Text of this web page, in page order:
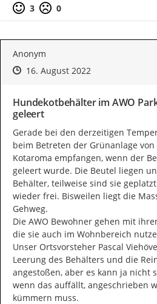
Positive Bewertung
3 Negative Bewertung
0
Anonym
Zeitpunkt des Erstellens
Zeitpunkt des Erstellens
16. August 2022Zur Äußerung
Hundekotbehälter im AWO
geleert
Gerade bei den derzeitigen
beim Betreten der Grünanlage
Kotaroma empfangen, wenn der
geleert wurde. Die Beutel liegen
Behälter, teilweise sind sie
wieder frei. Bisweilen liegt die
Gehweg.
Die AWO Bewohner gehen mit
die sie auch im Wohnbereich
Unser Ortsvorsteher Pascal
Leerung des Behälters und die
angestoßen, aber es kann ja nicht
wenn das auffällt, angeschrieben
kümmern muss.